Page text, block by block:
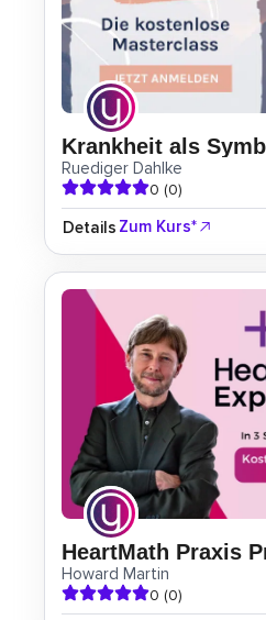
Krankheit als
Ruediger Dahlke
0 (0)
Details Zum Kurs*
HeartMath Praxis
Howard Martin
0 (0)